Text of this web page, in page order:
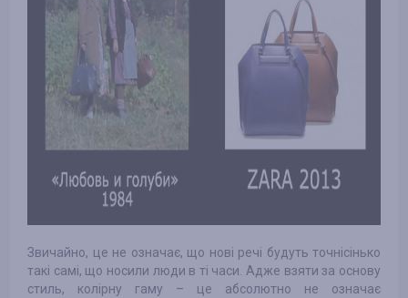
Звичайно, це не означає, що нові речі будуть точнісінько
такі самі, що носили люди в ті часи. Адже взяти за основу
стиль, колірну гаму – це абсолютно не означає